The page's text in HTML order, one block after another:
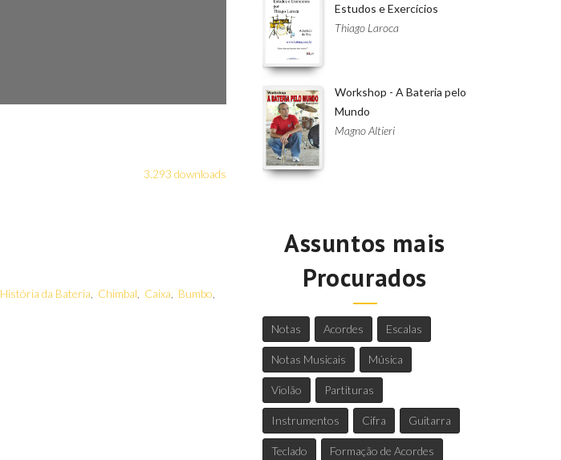
3.293 downloads
História da Bateria Chimbal Caixa Bumbo
Estudos e Exercícios
Thiago Laroca
Workshop - A Bateria pelo
Mundo
Magno Altieri
Assuntos mais
Procurados
Notas Acordes Escalas
Notas Musicais Música
Violão Partituras
Instrumentos Cifra Guitarra
Teclado Formação de Acordes